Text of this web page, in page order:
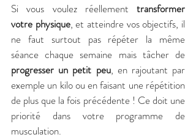
Si vous voulez réellement transformer
votre physique, et atteindre vos objectifs, il
ne faut surtout pas répéter la même
progresser un petit peu, en rajoutant par
exemple un kilo ou en faisant une répétition
de plus que la fois précédente ! Ce doit une
priorité dans votre programme de
musculation.